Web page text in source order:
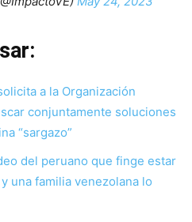
a la Organización
conjuntamente soluciones
“sargazo”
del peruano que finge estar
una familia venezolana lo